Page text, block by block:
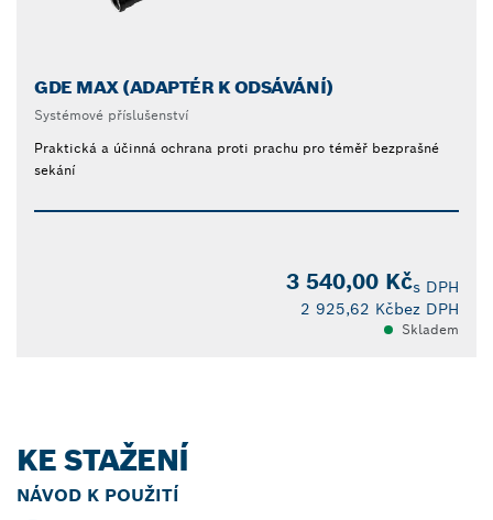
GDE MAX (ADAPTÉR K ODSÁVÁNÍ)
Systémové příslušenství
Praktická a účinná ochrana proti prachu pro téměř bezprašné
sekání
3 540,00 Kčs DPH
2 925,62 Kčbez DPH
Skladem
KE STAŽENÍ
NÁVOD K POUŽITÍ